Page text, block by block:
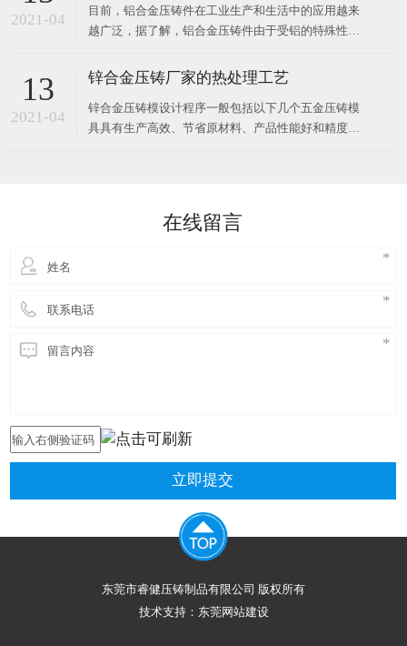
生产成本，提高了生产效率。根据实际生产中遇到的
2021-04
目前，铝合金压铸件在工业生产和生活中的应用越来
越广泛，据了解，铝合金压铸件由于受铝的特殊性能
根据不同的铝材和制件的情况进行调整，因此，不能
重要工序，即除油、酸蚀、化学镀或替换镀和预镀。
而化学
13
2021-04
锌合金压铸厂家的热处理工艺
锌合金压铸模设计程序一般包括以下几个五金压铸模
具具有生产高效、节省原材料、产品性能好和精度高
在线留言
立即提交
东莞市睿健压铸制品有限公司 版权所有
技术支持： 东莞网站建设